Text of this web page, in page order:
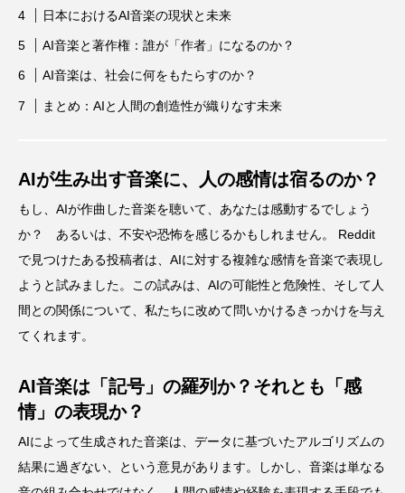
日本におけるAI音楽の現状と未来
AI音楽と著作権：誰が「作者」になるのか？
AI音楽は、社会に何をもたらすのか？
まとめ：AIと人間の創造性が織りなす未来
AIが生み出す音楽に、人の感情は宿るのか？
もし、AIが作曲した音楽を聴いて、あなたは感動するでしょう
か？ あるいは、不安や恐怖を感じるかもしれません。 Reddit
で見つけたある投稿者は、AIに対する複雑な感情を音楽で表現し
ようと試みました。この試みは、AIの可能性と危険性、そして人
間との関係について、私たちに改めて問いかけるきっかけを与え
てくれます。
AI音楽は「記号」の羅列か？それとも「感
情」の表現か？
AIによって生成された音楽は、データに基づいたアルゴリズムの
結果に過ぎない、という意見があります。しかし、音楽は単なる